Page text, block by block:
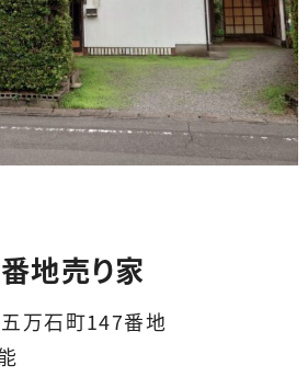
地売り家
万石町147番地